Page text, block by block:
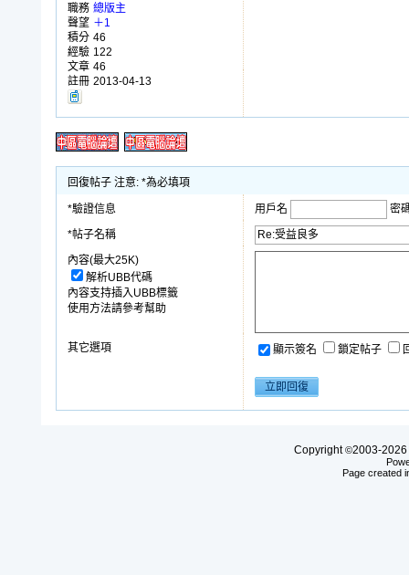
職務 總版主
聲望 ＋1
積分 46
經驗 122
文章 46
註冊 2013-04-13
回復帖子 注意: *為必填項
*驗證信息 用戶名
密
*帖子名稱
內容(最大25K)
解析UBB代碼
內容支持插入UBB標籤
使用方法請參考幫助
其它選項 顯示簽名 鎖定帖子
Copyright©2003-2026
Page created